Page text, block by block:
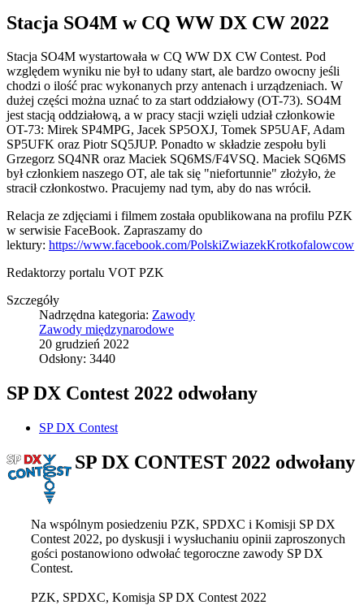
Stacja SO4M w CQ WW DX CW 2022
Stacja SO4M wystartowała w CQ WW DX CW Contest. Pod
względem wyniku nie był to udany start, ale bardzo owocny jeśli
chodzi o ilość prac wykonanych przy antenach i urządzeniach. W
dużej części można uznać to za start oddziałowy (OT-73). SO4M
jest stacją oddziałową, a w pracy stacji wzięli udział członkowie
OT-73: Mirek SP4MPG, Jacek SP5OXJ, Tomek SP5UAF, Adam
SP5UFK oraz Piotr SQ5JUP. Ponadto w składzie zespołu byli
Grzegorz SQ4NR oraz Maciek SQ6MS/F4VSQ. Maciek SQ6MS
był członkiem naszego OT, ale tak się "niefortunnie" złożyło, że
stracił członkostwo. Pracujemy nad tym, aby do nas wrócił.
Relacja ze zdjęciami i filmem została opublikowana na profilu PZK
w serwisie FaceBook. Zapraszamy do
lektury: https://www.facebook.com/PolskiZwiazekKrotkofalowcow
Redaktorzy portalu VOT PZK
Szczegóły
Nadrzędna kategoria: Zawody
Zawody międzynarodowe
20 grudzień 2022
Odsłony: 3440
SP DX Contest 2022 odwołany
SP DX Contest
SP DX CONTEST 2022 odwołany
Na wspólnym posiedzeniu PZK, SPDXC i Komisji SP DX
Contest 2022, po dyskusji i wysłuchaniu opinii zaproszonych
gości postanowiono odwołać tegoroczne zawody SP DX
Contest.
PZK, SPDXC, Komisja SP DX Contest 2022